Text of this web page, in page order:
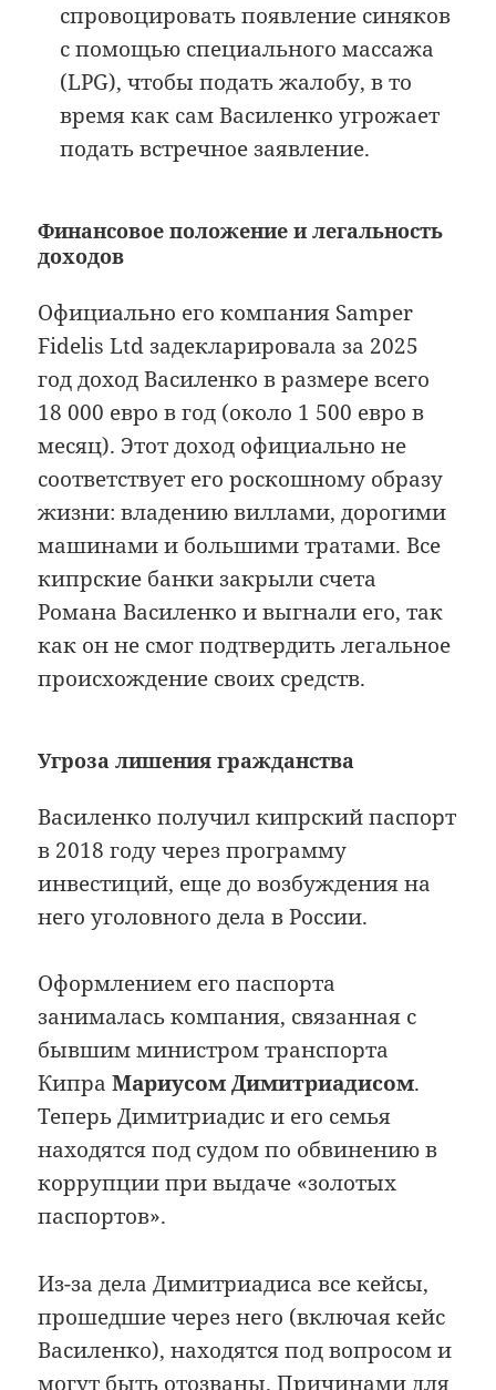
спровоцировать появление синяков
с помощью специального массажа
(LPG), чтобы подать жалобу, в то
время как сам Василенко угрожает
подать встречное заявление.
Финансовое положение и легальность
доходов
Официально его компания Samper
Fidelis Ltd задекларировала за 2025
год доход Василенко в размере всего
18 000 евро в год (около 1 500 евро в
месяц). Этот доход официально не
соответствует его роскошному образу
жизни: владению виллами, дорогими
машинами и большими тратами. Все
кипрские банки закрыли счета
Романа Василенко и выгнали его, так
как он не смог подтвердить легальное
происхождение своих средств.
Угроза лишения гражданства
Василенко получил кипрский паспорт
в 2018 году через программу
инвестиций, еще до возбуждения на
него уголовного дела в России.
Оформлением его паспорта
занималась компания, связанная с
бывшим министром транспорта
КипраМариусом Димитриадисом.
Теперь Димитриадис и его семья
находятся под судом по обвинению в
коррупции при выдаче «золотых
паспортов».
Из-за дела Димитриадиса все кейсы,
прошедшие через него (включая кейс
Василенко), находятся под вопросом и
могут быть отозваны. Причинами для